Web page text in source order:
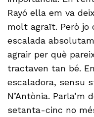
Rayó ella em va
molt agraït. Però jo
escalada
agrair per què
tractaven tan bé.
escaladora, sensu
N’Antònia.
setanta-cinc no